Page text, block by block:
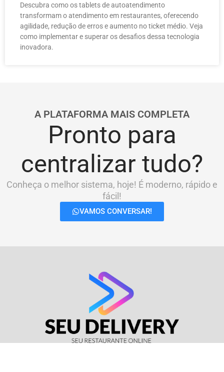
Descubra como os tablets de autoatendimento
transformam o atendimento em restaurantes, oferecendo
agilidade, redução de erros e aumento no ticket médio. Veja
como implementar e superar os desafios dessa tecnologia
inovadora.
A PLATAFORMA MAIS COMPLETA
Pronto para
centralizar tudo?
Conheça o melhor sistema, hoje! É moderno, rápido e
fácil!
VAMOS CONVERSAR!